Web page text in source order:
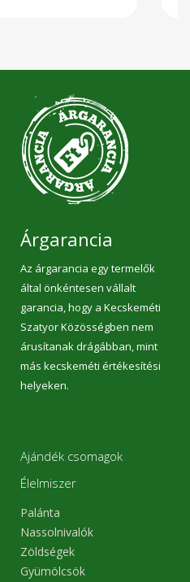
a bőr normál
szerepet játszik a
és a normál
vesz a normál
és a normál
anyagcsere-
hántolt
aszalt szilva
(inulin,
sárga lenmag*,
csokoládé
édesítőszerrel
maltitol,
szójalecitin,
aroma, kakaó
55%), csíráztatott
*Ellenőrzött
Nem tartalmaz
cukrokat
g, cukormentes)
glutén és GMO
termék. Származási
Árgarancia
Az árgarancia egy termelők
által önkéntesen vállalt
garancia, hogy a Kecskeméti
Szatyor Közösségben nem
árusítanak drágábban, mint
más kecskeméti értékesítési
helyeken.
Ajándék csomagok
Élelmiszer
Palánta
Nassolnivalók
Zöldségek
Gyümölcsök